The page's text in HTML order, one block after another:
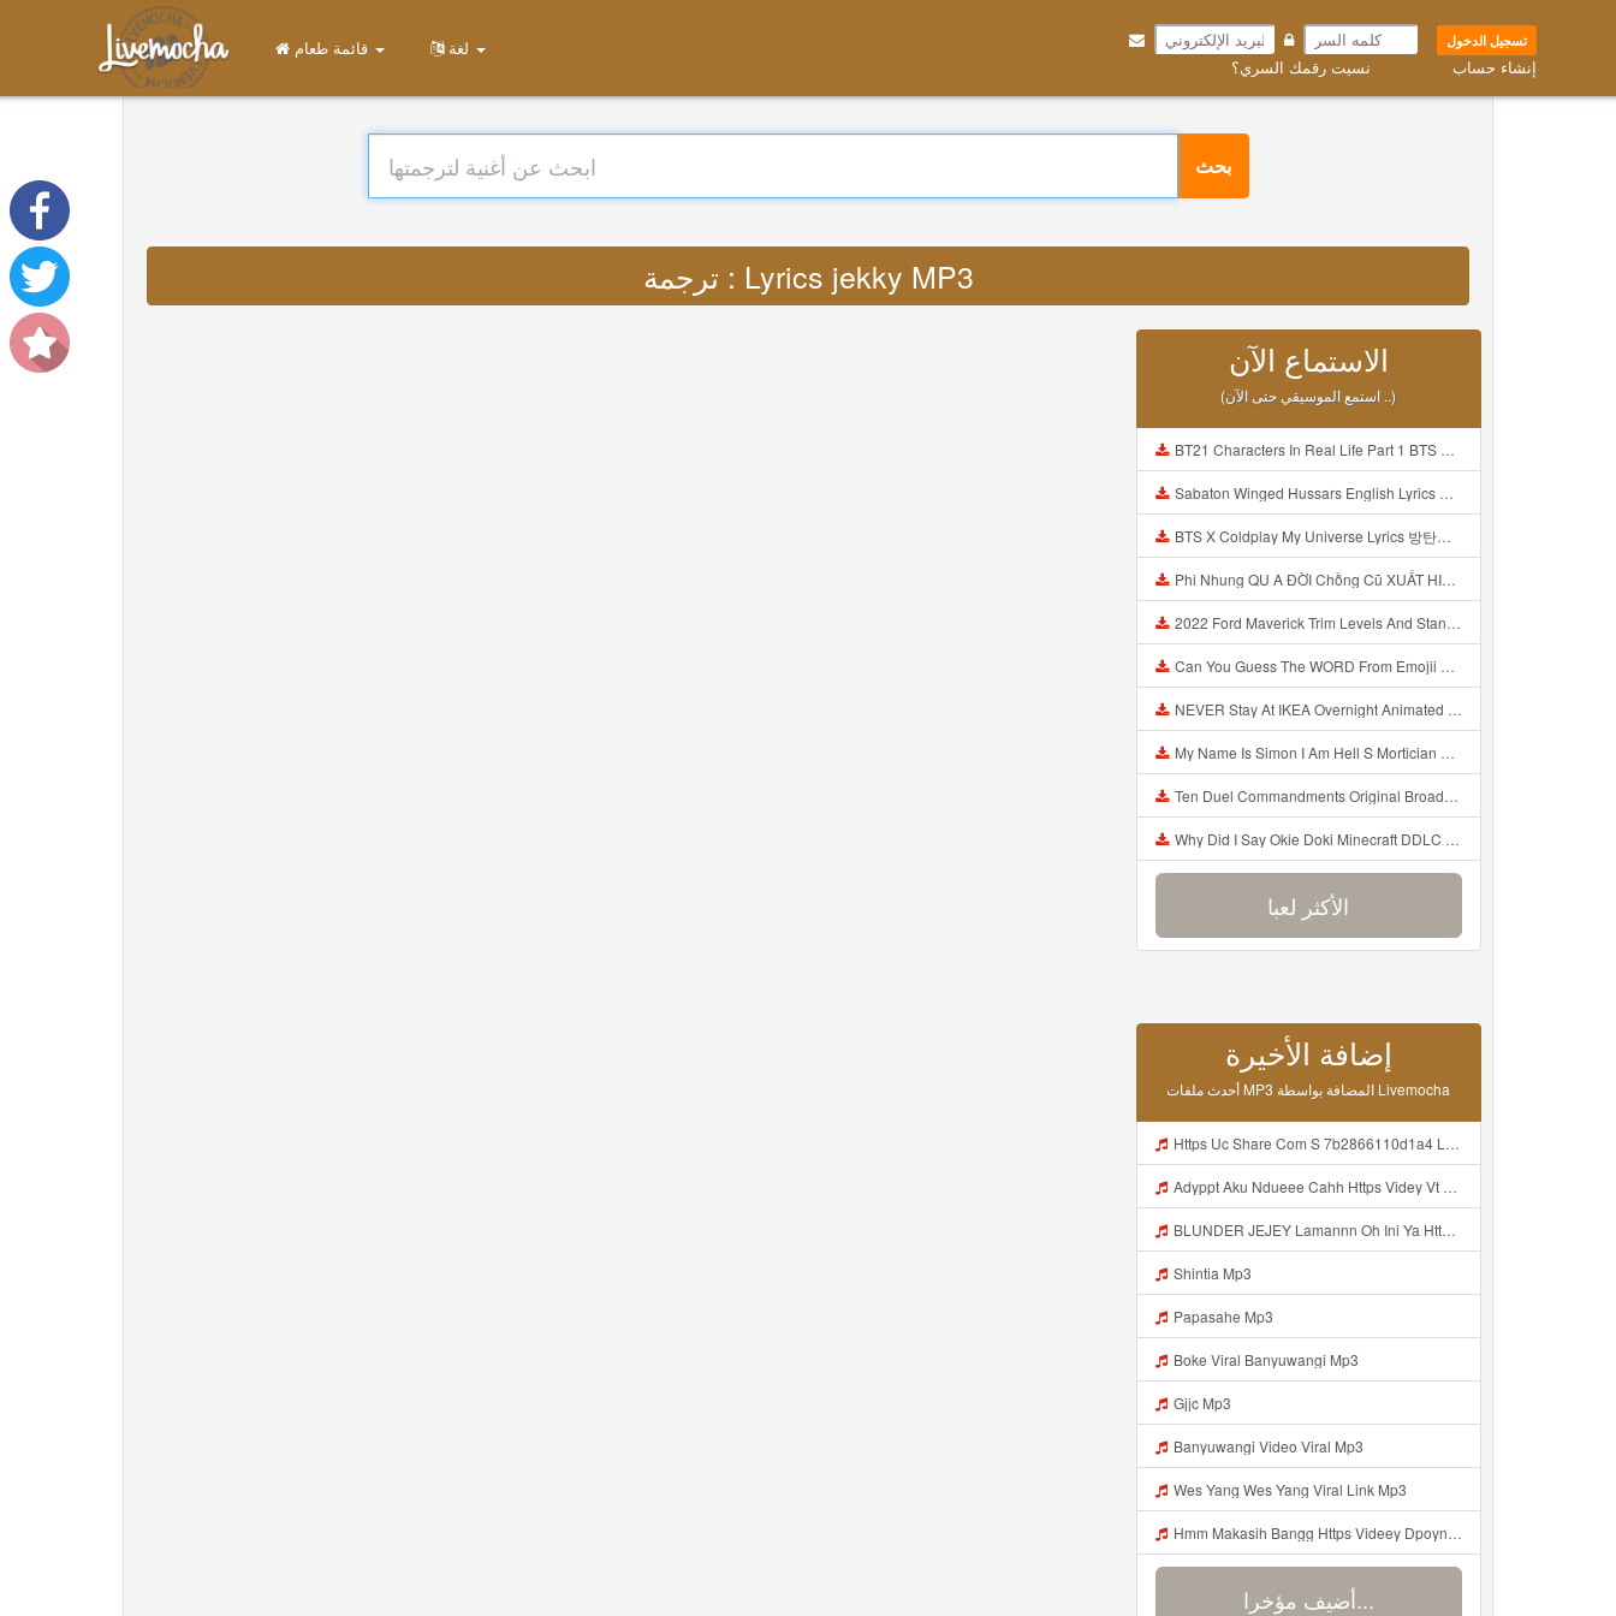
تسجيل الدخول
إنشاء حساب نسيت رقمك السري؟
بحث
ترجمة : Lyrics jekky MP3
الاستماع الآن
(استمع الموسيقي حتى الآن ..)
BT21 Characters In Real Life Part 1 BTS AND BT21 방탄소년단 BT21 BT21아가들은 아빠조아 따라쟁이들 BTS Vs BT21 Mp3
Sabaton Winged Hussars English Lyrics Mp3
BTS X Coldplay My Universe Lyrics 방탄소년단 콜드플레이 My Universe 가사 Color Coded Lyrics Han Rom Eng Mp3
Phi Nhung QU A ĐỜI Chồng Cũ XUẤT HIỆN Khóc Hối Hận Vì Làm Điều KHỦNG KHIẾP Với Cô Mp3
2022 Ford Maverick Trim Levels And Standard Features Explained Mp3
Can You Guess The WORD From Emojii COMPOUND WORD EMOJII CHALLENGE 90 PEOPLE FAIL Guess Mp3
NEVER Stay At IKEA Overnight Animated SCP 3008 Horror Story Mp3
My Name Is Simon I Am Hell S Mortician And I Am Going To Kill God Creepypasta Mp3
Ten Duel Commandments Original Broadway Cast Of Hamilton Lyrics Mp3
Why Did I Say Okie Doki Minecraft DDLC Animated Music Video Song By The Stupendium Mp3
الأكثر لعبا
إضافة الأخيرة
أحدث ملفات MP3 المضافة بواسطة Livemocha
Https Uc Share Com S 7b2866110d1a4 La Idhttps Uc Share Comhttps Uc Share Com S 7b2866110d1a4 La Id S 7b2866110d1a4 La Id Mp3
Adyppt Aku Ndueee Cahh Https Videy Vt My Id ZGcZF ᅟᅟᅟᅟᅟᅟᅟᅟᅟᅟᅟᅟᅟᅟᅟᅟᅟᅟᅟᅟᅟᅟᅟᅟᅟᅟᅟᅟᅟᅟᅟᅟ ᅠ ᅠ ᅠ ᅠ ᅠ ᅠ ᅠ ᅠ ᅠ ᅠ ᅠ ᅠ ᅠ ᅠ ᅠ OKk ᅠ ᅠ ᅠ ᅠ ᅠ ᅠ ᅠ ᅠ ᅠ ᅠ ᅠ ᅠ ᅠ ᅠ ᅠ ᅠ ᅠ Mp3
BLUNDER JEJEY Lamannn Oh Ini Ya Https Videyfk Lvonya Web Id ᅟᅟᅟᅟᅟᅟᅟᅟᅟᅟᅟᅟᅟᅟᅟᅟᅟᅟᅟᅟᅟᅟᅟᅟᅟᅟᅟᅟᅟᅟᅟᅟ ᅠ ᅠ ᅠ ᅠ ᅠ ᅠ ᅠ ᅠ ᅠ ᅠ ᅠ ᅠ ᅠ ᅠ ᅠ ᅠ ᅠ ᅠ ᅠ ᅠ ᅠ ᅠ ᅠ ᅠ ᅠ ᅠ ᅠ ᅠ ᅠ ᅠ ᅠ Mp3
Shintia Mp3
Papasahe Mp3
Boke Viral Banyuwangi Mp3
Gjjc Mp3
Banyuwangi Video Viral Mp3
Wes Yang Wes Yang Viral Link Mp3
Hmm Makasih Bangg Https Videey Dpoyn Cfd ᅠ ᅠ ᅠ ᅠ ᅠ ᅠ ᅠ ᅠ ᅠ ᅠ ᅠ ᅠ ᅠ ᅠ ᅠ ᅠ ᅠ ᅠ ᅠ ᅠ ᅠ ᅠ ᅠ ᅠ ᅠ ᅠ ᅠ ᅠ ᅠ ᅠ ᅠ ᅠ ᅠ ᅠ ᅠ ᅠ ᅠ ᅠ ᅠ ᅠ ᅠ ᅠ ᅠ ᅠ ᅠ ᅠ ᅠ ᅠ ᅠ ᅠ ᅠ ᅠ ᅠ ᅠ ᅠ Mp3
أضيف مؤخرا...